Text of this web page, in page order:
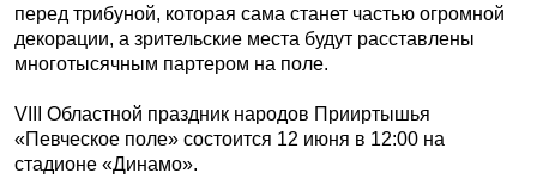
перед трибуной, которая сама станет частью огромной
декорации, а зрительские места будут расставлены
многотысячным партером на поле.
VIII Областной праздник народов Прииртышья
«Певческое поле» состоится 12 июня в 12:00 на
стадионе «Динамо».